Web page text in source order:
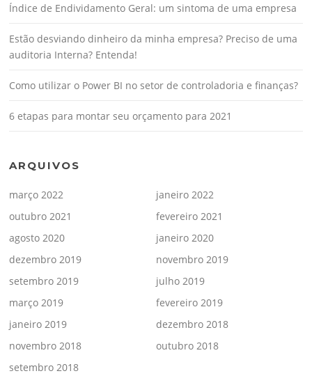
Índice de Endividamento Geral: um sintoma de uma empresa
Estão desviando dinheiro da minha empresa? Preciso de uma
auditoria Interna? Entenda!
Como utilizar o Power BI no setor de controladoria e finanças?
6 etapas para montar seu orçamento para 2021
ARQUIVOS
março 2022
janeiro 2022
outubro 2021
fevereiro 2021
agosto 2020
janeiro 2020
dezembro 2019
novembro 2019
setembro 2019
julho 2019
março 2019
fevereiro 2019
janeiro 2019
dezembro 2018
novembro 2018
outubro 2018
setembro 2018